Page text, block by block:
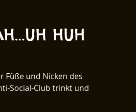
HUH
Füße und Nicken des
Social-Club trinkt und